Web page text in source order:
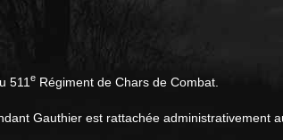
511 e Régiment de Chars de Combat.
Gauthier est rattachée administrativement